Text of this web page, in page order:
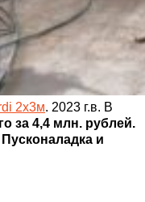
2х3м. 2023 г.в. В
за 4,4 млн. рублей.
Пусконаладка и